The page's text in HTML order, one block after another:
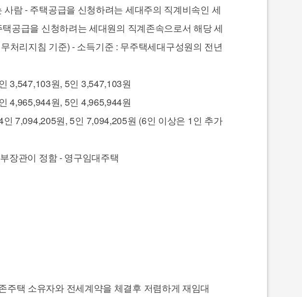
람 - 주택공급을 신청하려는 세대주의 직계비속인 세
공급을 신청하려는 세대원의 직계존속으로서 해당 세
처리지침 기준) - 소득기준 : 무주택세대구성원의 전년
3,547,103원, 5인 3,547,103원
4,965,944원, 5인 4,965,944원
7,094,205원, 5인 7,094,205원 (6인 이상은 1인 추가
장관이 정함 - 영구임대주택
택 소유자와 전세계약을 체결후 저렴하게 재임대